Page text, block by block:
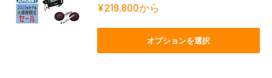
販
価
¥219,800から
オプションを選択